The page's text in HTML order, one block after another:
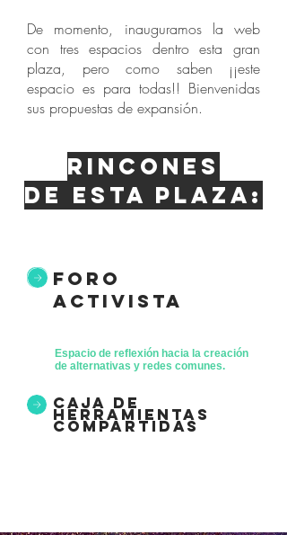
Rincones
de esta plaza:
De momento, inauguramos la web
con tres espacios dentro esta gran
plaza, pero como saben ¡¡este
espacio es para todas!! Bienvenidas
sus propuestas de expansión.
foro
activista
Espacio de reflexión hacia la creación
de alternativas y redes comunes.
caja de
herramientas
compartidas